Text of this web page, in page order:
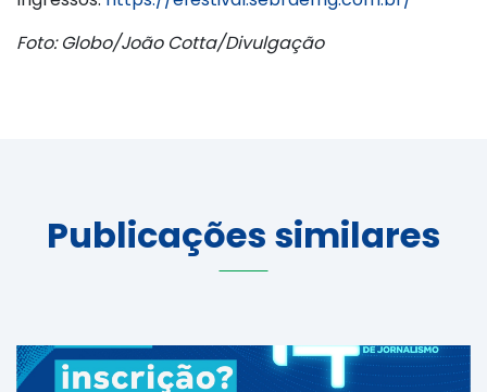
Foto: Globo/João Cotta/Divulgação
Publicações similares